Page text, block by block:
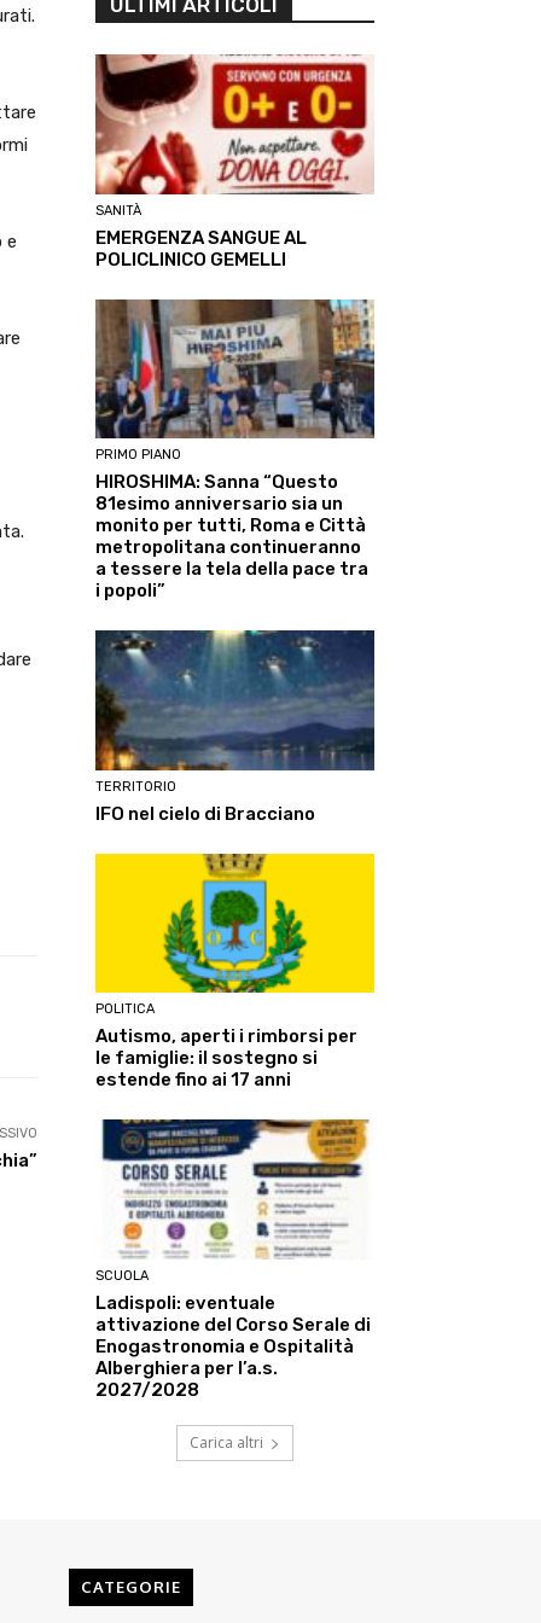
e
Linkedin
ULTIMI ARTICOLI
SANITÀ
EMERGENZA SANGUE AL
POLICLINICO GEMELLI
PRIMO PIANO
HIROSHIMA: Sanna “Questo
81esimo anniversario sia un
monito per tutti, Roma e Città
metropolitana continueranno
a tessere la tela della pace tra
i popoli”
TERRITORIO
IFO nel cielo di Bracciano
POLITICA
Autismo, aperti i rimborsi per
le famiglie: il sostegno si
estende fino ai 17 anni
SCUOLA
Ladispoli: eventuale
attivazione del Corso Serale di
Enogastronomia e Ospitalità
Alberghiera per l’a.s.
2027/2028
Carica altri
CATEGORIE